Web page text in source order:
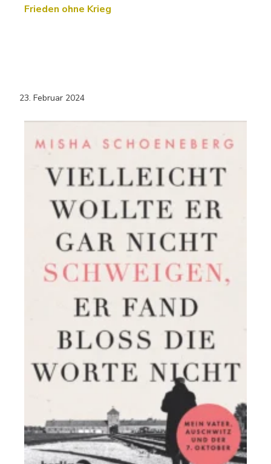
Frieden ohne Krieg
23. Februar 2024